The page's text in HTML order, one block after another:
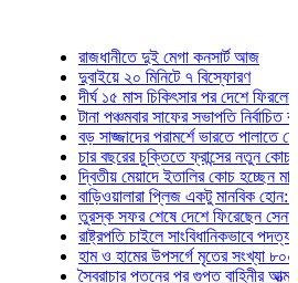
রাজধানীতে দুই মেগা কনসার্ট আজ
দুবাইয়ে ২০ মিনিটে ৭ বিস্ফোরণ
দীর্ঘ ১৫ মাস চিকিৎসার পর দেশে ফিরলেন
টানা পঞ্চমবার সাফের সভাপতি নির্বাচিত কাজী
বড় সাজ্জাদের পরামর্শে ভারতে পালাতে
চার বছরের চুক্তিতে ফ্রান্সের নতুন কোচ জিদান
দ্বিতীয় মেয়াদে ইতালির কোচ হচ্ছেন মানচিনি
বাড়িওয়ালারা প্লিজ একটু মানবিক হোন: মনিরা মিঠু
তুরস্ক সফর শেষে দেশে ফিরেছেন সেনাপ্রধান
রাষ্ট্রপতি চাইলে সাংবিধানিকভাবে পদত্যাগ করতে
হাম ও হামের উপসর্গে মৃতের সংখ্যা ৮০০ ছাড়াল
স্বৈরাচার পতনের পর গুপ্ত বাহিনীর আত্মপ্রকাশ: